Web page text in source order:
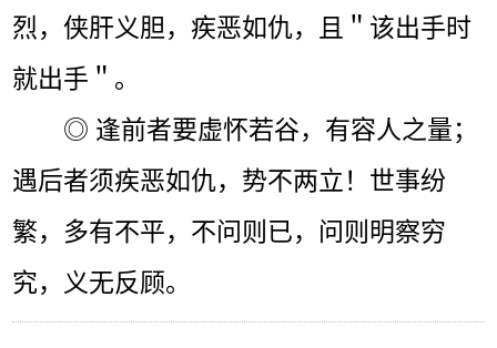
烈，侠肝义胆，疾恶如仇，且＂该出手时
就出手＂。
◎ 逢前者要虚怀若谷，有容人之量；
遇后者须疾恶如仇，势不两立！世事纷
繁，多有不平，不问则已，问则明察穷
究，义无反顾。